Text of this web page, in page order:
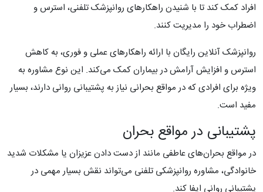
افراد کمک کند تا با شنیدن راهکارهای روانپزشک تلفنی، استرس و
اضطراب خود را مدیریت کنند.
روانپزشک آنلاین رایگان با ارائه راهکارهای عملی و فوری، به کاهش
استرس و افزایش آرامش در بیماران کمک می‌کند. این نوع مشاوره به
ویژه برای افرادی که در مواقع بحرانی نیاز به پشتیبانی روانی دارند، بسیار
مفید است.
پشتیبانی در مواقع بحران
در مواقع بحران‌های عاطفی مانند از دست دادن عزیزان یا مشکلات شدید
خانوادگی، مشاوره روانپزشکی تلفنی می‌تواند نقش بسیار مهمی در
پشتیبانی روانی ایفا کند.